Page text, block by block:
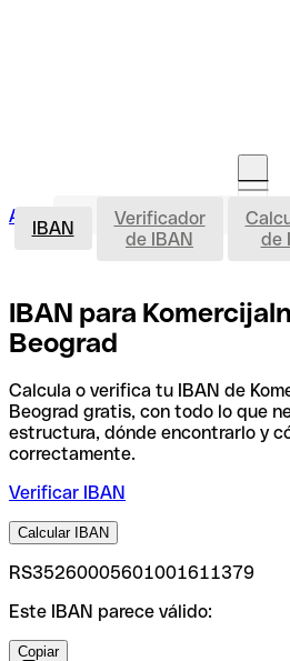
Acceso clientesAbrir cuenta IBAN
IBAN
Verificador
de IBAN
de
IBAN para
Beograd
Calcula o verifica tu IBAN de
Beograd gratis, con todo lo que
estructura, dónde encontrarlo y
correctamente.
Verificar IBAN
Calcular IBAN
RS35260005601001611379
Este IBAN parece válido:
Copiar